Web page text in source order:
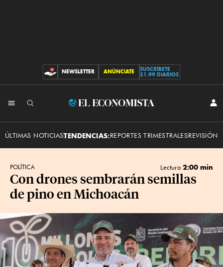
CONTRIBUCIONES
NEWSLETTER ANÚNCIATE
SUSCRÍBETE
$1.99 DIARIOS
El
ÚLTIMAS NOTICIASTENDENCIAS:REPORTES TRIMESTRALESREVISIÓN
POLÍTICA Lectura 2:00 min
Con drones sembrarán semillas
de pino en Michoacán